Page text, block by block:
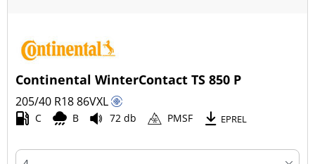
Continental WinterContact TS 850 P
205/40 R1886VXL
C B 72 db PMSF EPREL